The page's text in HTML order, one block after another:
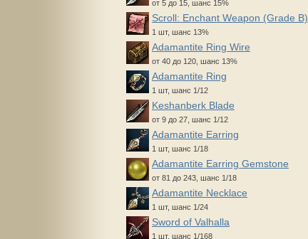
от 5 до 15, шанс 15%
Scroll: Enchant Weapon (Grade B)
1 шт, шанс 13%
Adamantite Ring Wire
от 40 до 120, шанс 13%
Adamantite Ring
1 шт, шанс 1/12
Keshanberk Blade
от 9 до 27, шанс 1/12
Adamantite Earring
1 шт, шанс 1/18
Adamantite Earring Gemstone
от 81 до 243, шанс 1/18
Adamantite Necklace
1 шт, шанс 1/24
Sword of Valhalla
1 шт, шанс 1/168